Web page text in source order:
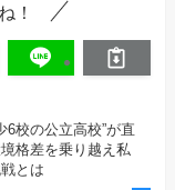
！
6校の公立高校”が直
格差を乗り越え私
とは